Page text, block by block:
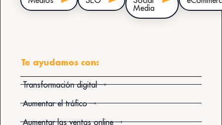
Media
Te ayudamos con:
Transformación digital
Aumentar el tráfico
Aumentar las ventas online